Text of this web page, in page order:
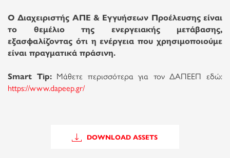
Ο Διαχειριστής ΑΠΕ & Εγγυήσεων Προέλευσης είναι
το θεμέλιο της ενεργειακής μετάβασης,
εξασφαλίζοντας ότι η ενέργεια που χρησιμοποιούμε
είναι πραγματικά πράσινη.
Smart Tip:Μάθετε περισσότερα για τον ΔΑΠΕΕΠ εδώ:
https://www.dapeep.gr/
DOWNLOAD ASSETS